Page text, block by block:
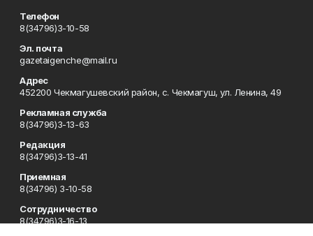
Телефон
8(34796)3-10-58
Эл. почта
gazetaigenche@mail.ru
Адрес
452200 Чекмагушевский район, с. Чекмагуш, ул. Ленина, 49
Рекламная служба
8(34796)3-13-63
Редакция
8(34796)3-13-41
Приемная
8(34796) 3-10-58
Сотрудничество
8(34796)3-16-13